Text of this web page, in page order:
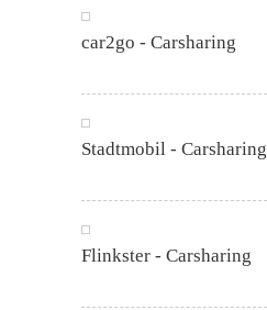
car2go - Carsharing
Stadtmobil - Carsharing
Flinkster - Carsharing